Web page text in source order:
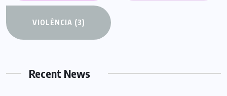
VIOLÊNCIA (3)
Recent News